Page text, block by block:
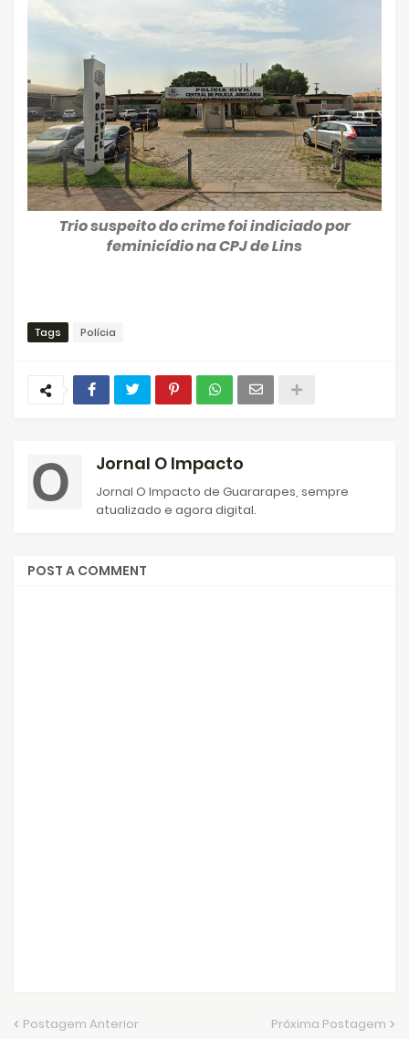
Trio suspeito do crime foi indiciado por
feminicídio na CPJ de Lins
Tags Polícia
Jornal O Impacto
Jornal O Impacto de Guararapes, sempre
atualizado e agora digital.
POST A COMMENT
Postagem Anterior Próxima Postagem